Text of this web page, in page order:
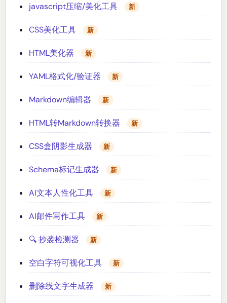
javascript压缩/美化工具 新
CSS美化工具 新
HTML美化器 新
YAML格式化/验证器 新
Markdown编辑器 新
HTML转Markdown转换器 新
CSS盒阴影生成器 新
Schema标记生成器 新
AI文本人性化工具 新
AI邮件写作工具 新
🔍 抄袭检测器 新
空白字符可视化工具 新
删除线文字生成器 新